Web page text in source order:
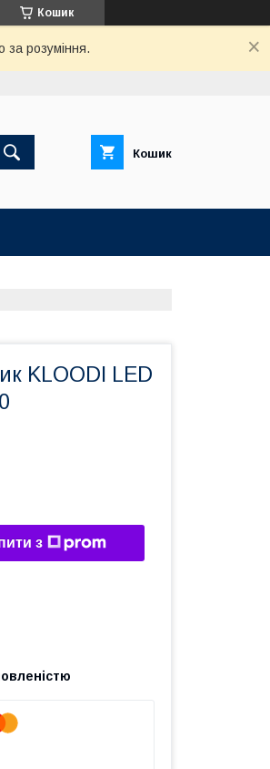
Кошик
за розуміння.
Кошик
KLOODI LED
з